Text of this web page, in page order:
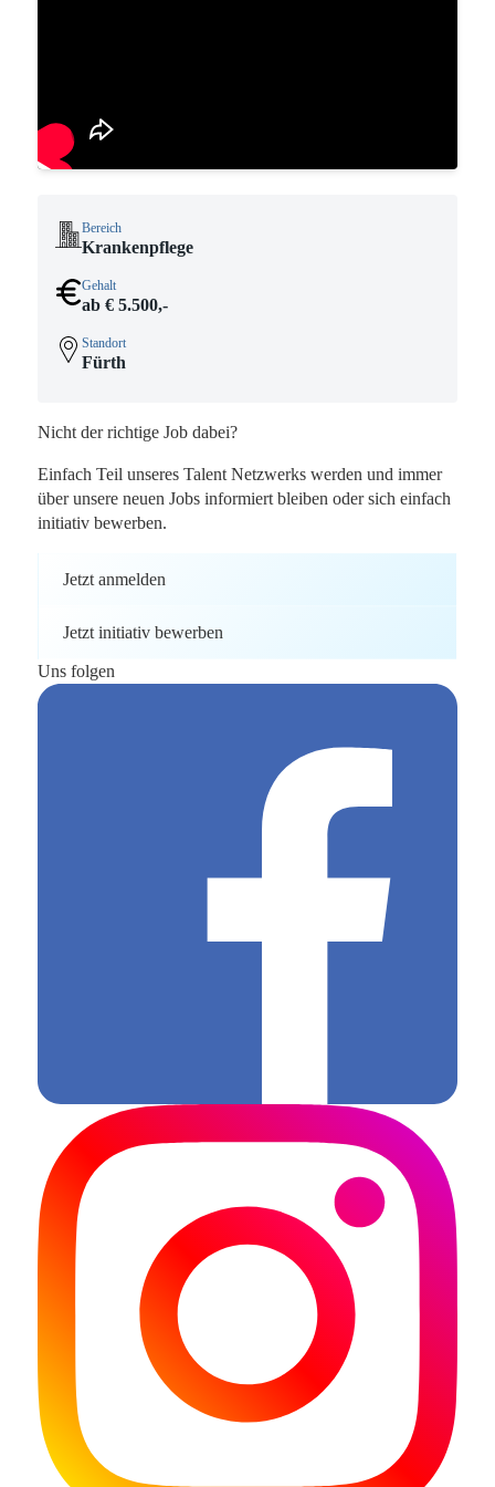
Bereich
Krankenpflege
Gehalt
ab € 5.500,-
Standort
Fürth
Nicht der richtige Job dabei?
Einfach Teil unseres Talent Netzwerks werden und immer
über unsere neuen Jobs informiert bleiben oder sich einfach
initiativ bewerben.
Jetzt anmelden
Jetzt initiativ bewerben
Uns folgen